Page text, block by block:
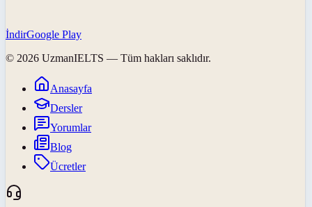
İndirGoogle Play
© 2026 UzmanIELTS — Tüm hakları saklıdır.
Anasayfa
Dersler
Yorumlar
Blog
Ücretler